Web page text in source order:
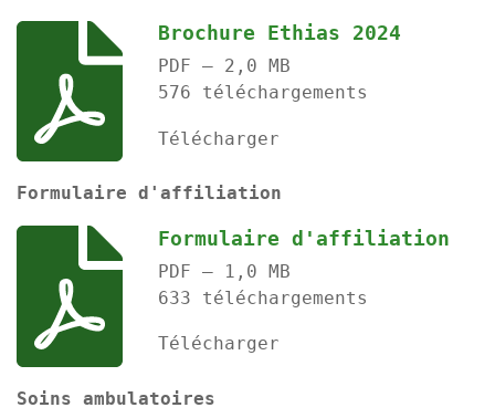
Brochure Ethias 2024
PDF – 2,0 MB
576 téléchargements
Télécharger
Formulaire d'affiliation
Formulaire d'affiliation
PDF – 1,0 MB
633 téléchargements
Télécharger
Soins ambulatoires